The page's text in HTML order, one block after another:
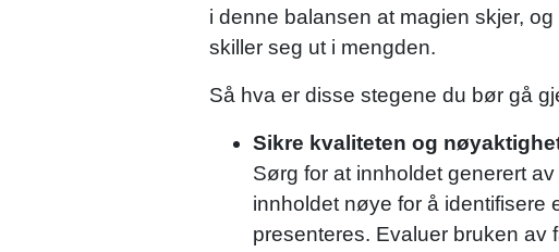
i denne balansen at magien skjer,
skiller seg ut i mengden.
Så hva er disse stegene du bør gå
Sikre kvaliteten og
Sørg for at innholdet generert
innholdet nøye for å identifisere
presenteres. Evaluer bruken av